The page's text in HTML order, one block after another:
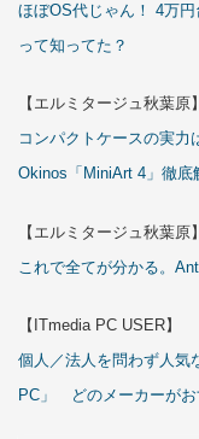
ほぼOS代じゃん！ 4万
って知ってた？
【エルミタージュ秋葉原】
コンパクトケースの実力
Okinos「MiniArt 4」徹底
【エルミタージュ秋葉原】
これで全てが分かる。
【ITmedia PC USER】
個人／法人を問わず人気
PC」 どのメーカーがお